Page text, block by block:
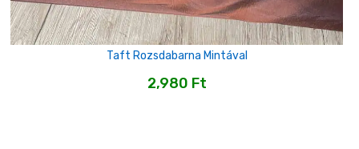
Taft Rozsdabarna Mintával
2,980 Ft